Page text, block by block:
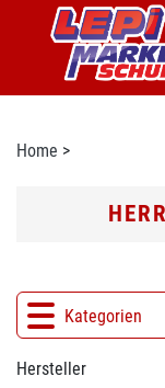
Home >
Kategorien
Hersteller